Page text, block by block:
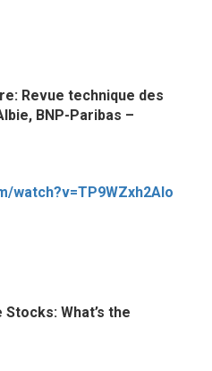
Revue technique des
BNP-Paribas –
watch?v=TP9WZxh2Alo
What’s the